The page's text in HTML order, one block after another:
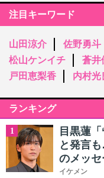
注目キーワード
山田涼介 佐野勇斗
松山ケンイチ
蒼井
戸田恵梨香
内村光
ランキング
1
目黒蓮
と発言
のメッ
イケメン